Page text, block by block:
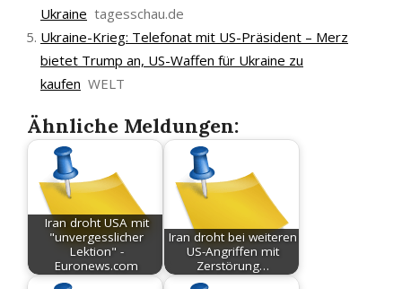
Ukraine tagesschau.de
Ukraine-Krieg: Telefonat mit US-Präsident – Merz
bietet Trump an, US-Waffen für Ukraine zu
kaufen WELT
Ähnliche Meldungen:
Iran droht USA mit
"unvergesslicher
Lektion" -
Euronews.com
Iran droht bei weiteren
US-Angriffen mit
Zerstörung…